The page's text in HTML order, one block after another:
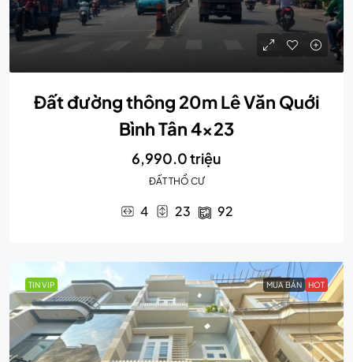
Đất đường thông 20m Lê Văn Quới
Bình Tân 4×23
6,990.0 triệu
ĐẤT THỔ CƯ
4 23 92
TIN VIP MUA BÁN HOT